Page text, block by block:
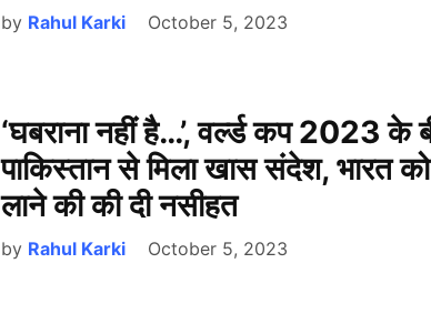
by Rahul Karki October 5, 2023
‘घबराना नहीं है…’, वर्ल्ड कप 2023 के
पाकिस्तान से मिला खास संदेश, भारत
लाने की की दी नसीहत
by Rahul Karki October 5, 2023